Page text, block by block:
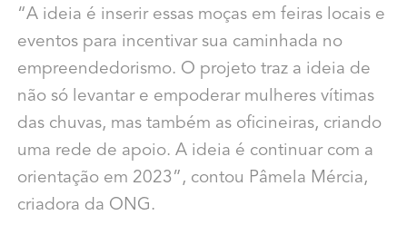
“A ideia é inserir essas moças em feiras locais e
eventos para incentivar sua caminhada no
empreendedorismo. O projeto traz a ideia de
não só levantar e empoderar mulheres vítimas
das chuvas, mas também as oficineiras, criando
uma rede de apoio. A ideia é continuar com a
orientação em 2023”, contou Pâmela Mércia,
criadora da ONG.